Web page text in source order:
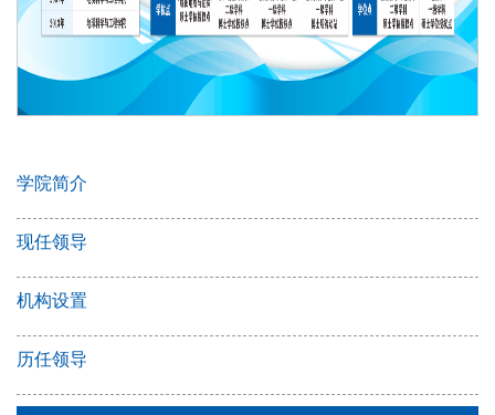
学院简介
现任领导
机构设置
历任领导